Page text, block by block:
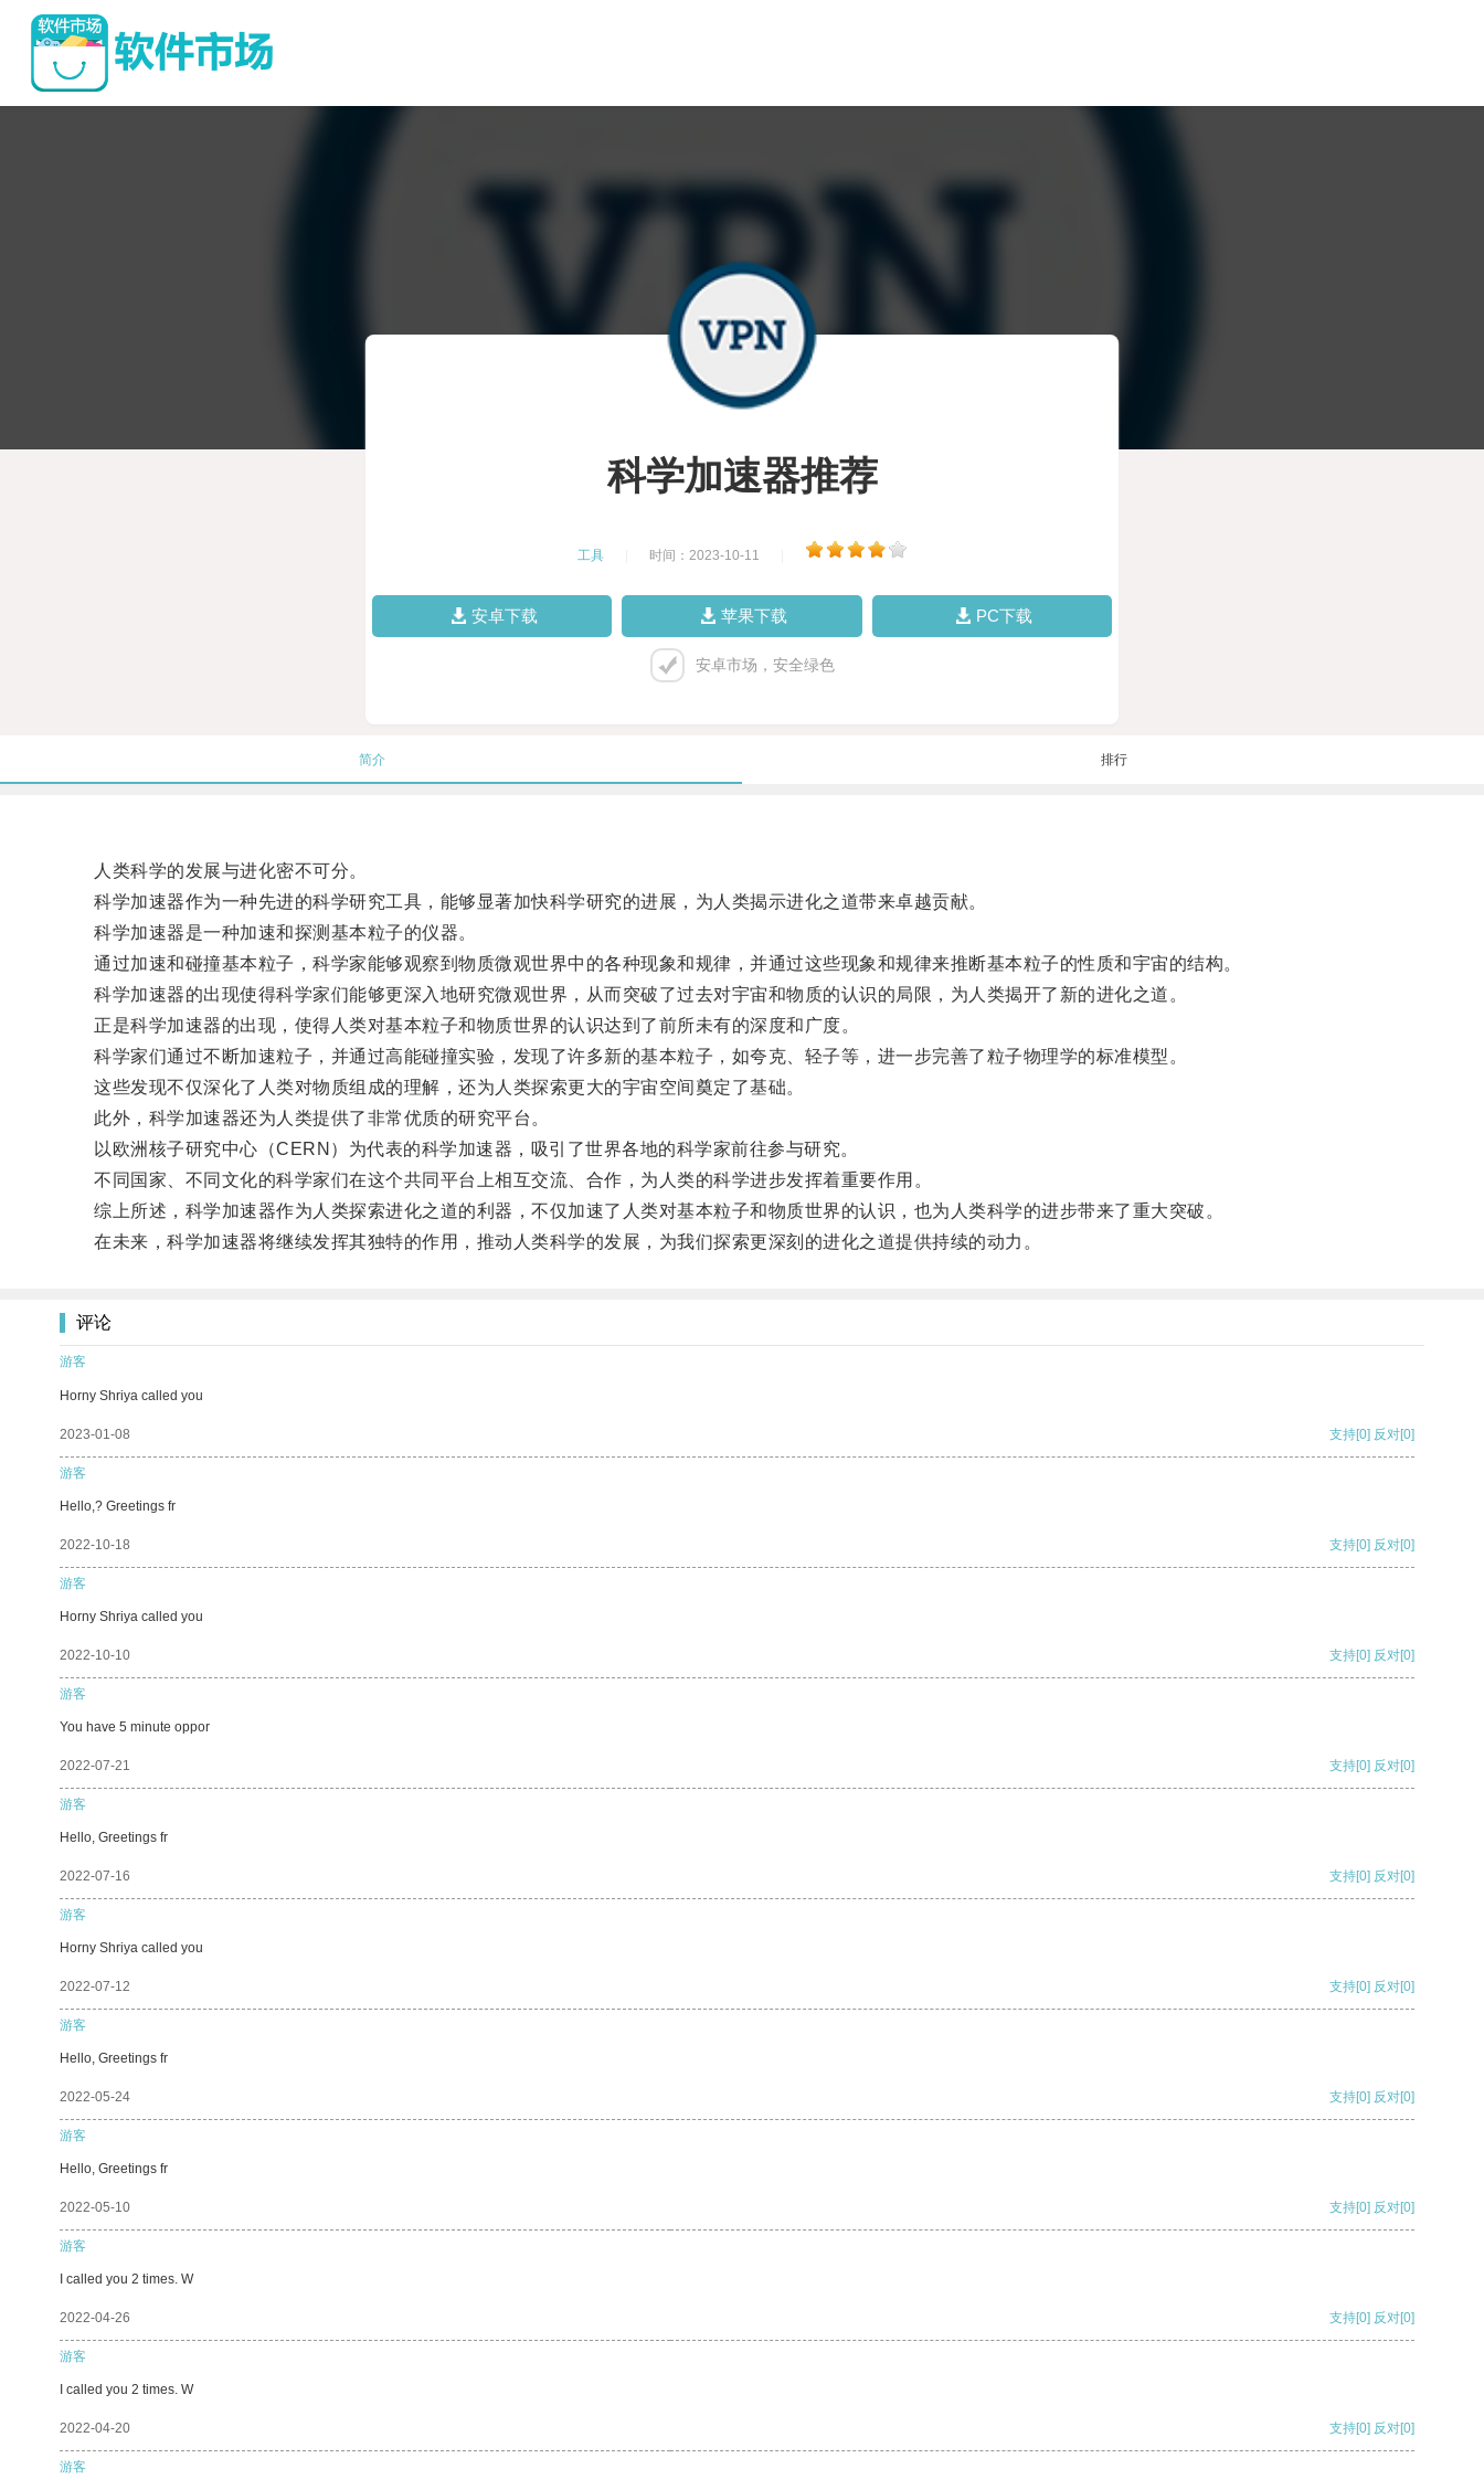
科学加速器推荐
工具 时间：2023-10-11
安卓下载 苹果下载 PC下载
安卓市场，安全绿色
简介 排行
人类科学的发展与进化密不可分。
科学加速器作为一种先进的科学研究工具，能够显著加快科学研究的进展，为人类揭示进化之道带来卓越贡献。
科学加速器是一种加速和探测基本粒子的仪器。
通过加速和碰撞基本粒子，科学家能够观察到物质微观世界中的各种现象和规律，并通过这些现象和规律来推断基本粒子的性质和宇宙的结构。
科学加速器的出现使得科学家们能够更深入地研究微观世界，从而突破了过去对宇宙和物质的认识的局限，为人类揭开了新的进化之道。
正是科学加速器的出现，使得人类对基本粒子和物质世界的认识达到了前所未有的深度和广度。
科学家们通过不断加速粒子，并通过高能碰撞实验，发现了许多新的基本粒子，如夸克、轻子等，进一步完善了粒子物理学的标准模型。
这些发现不仅深化了人类对物质组成的理解，还为人类探索更大的宇宙空间奠定了基础。
此外，科学加速器还为人类提供了非常优质的研究平台。
以欧洲核子研究中心（CERN）为代表的科学加速器，吸引了世界各地的科学家前往参与研究。
不同国家、不同文化的科学家们在这个共同平台上相互交流、合作，为人类的科学进步发挥着重要作用。
综上所述，科学加速器作为人类探索进化之道的利器，不仅加速了人类对基本粒子和物质世界的认识，也为人类科学的进步带来了重大突破。
在未来，科学加速器将继续发挥其独特的作用，推动人类科学的发展，为我们探索更深刻的进化之道提供持续的动力。
评论
游客
Horny Shriya called you
2023-01-08 支持[0] 反对[0]
游客
Hello,? Greetings fr
2022-10-18 支持[0] 反对[0]
游客
Horny Shriya called you
2022-10-10 支持[0] 反对[0]
游客
You have 5 minute oppor
2022-07-21 支持[0] 反对[0]
游客
Hello, Greetings fr
2022-07-16 支持[0] 反对[0]
游客
Horny Shriya called you
2022-07-12 支持[0] 反对[0]
游客
Hello, Greetings fr
2022-05-24 支持[0] 反对[0]
游客
Hello, Greetings fr
2022-05-10 支持[0] 反对[0]
游客
I called you 2 times. W
2022-04-26 支持[0] 反对[0]
游客
I called you 2 times. W
2022-04-20 支持[0] 反对[0]
游客